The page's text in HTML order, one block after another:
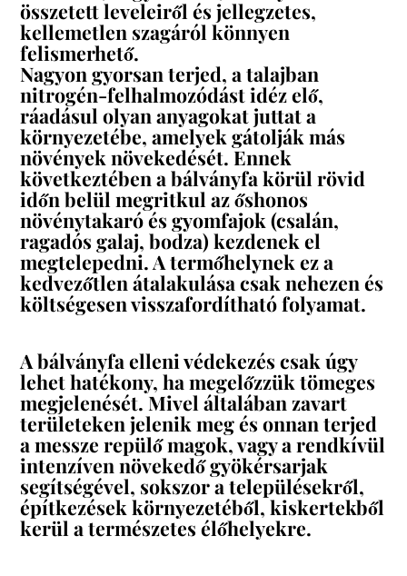
összetett leveleiről és jellegzetes,
kellemetlen szagáról könnyen
felismerhető.
Nagyon gyorsan terjed, a talajban
nitrogén-felhalmozódást idéz elő,
ráadásul olyan anyagokat juttat a
környezetébe, amelyek gátolják más
növények növekedését. Ennek
következtében a bálványfa körül rövid
időn belül megritkul az őshonos
növénytakaró és gyomfajok (csalán,
ragadós galaj, bodza) kezdenek el
megtelepedni. A termőhelynek ez a
kedvezőtlen átalakulása csak nehezen és
költségesen visszafordítható folyamat.
A bálványfa elleni védekezés csak úgy
lehet hatékony, ha megelőzzük tömeges
megjelenését. Mivel általában zavart
területeken jelenik meg és onnan terjed
a messze repülő magok, vagy a rendkívül
intenzíven növekedő gyökérsarjak
segítségével, sokszor a településekről,
építkezések környezetéből, kiskertekből
kerül a természetes élőhelyekre.